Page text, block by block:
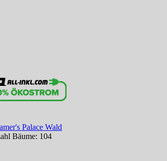
Palace Wald
Bäume: 104